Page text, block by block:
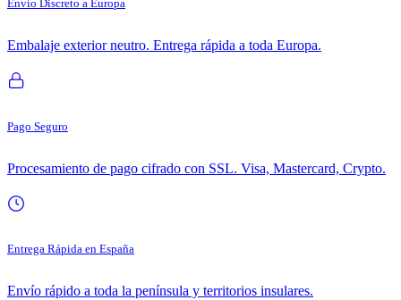
Envío Discreto a Europa
Embalaje exterior neutro. Entrega rápida a toda Europa.
Pago Seguro
Procesamiento de pago cifrado con SSL. Visa, Mastercard, Crypto.
Entrega Rápida en España
Envío rápido a toda la península y territorios insulares.